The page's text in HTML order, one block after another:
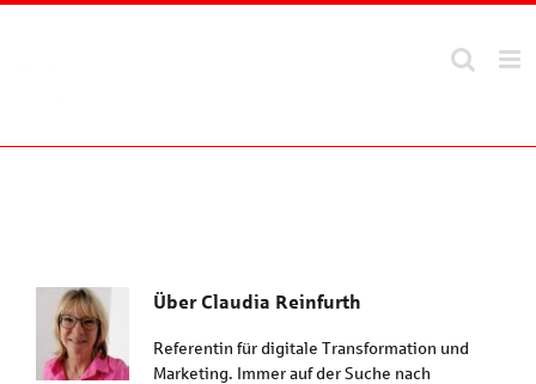
Zum
Über Claudia Reinfurth
Referentin für digitale Transformation und
Marketing. Immer auf der Suche nach